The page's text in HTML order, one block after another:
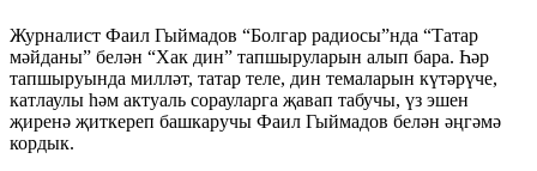
Журналист Фаил Гыймадов “Болгар радиосы”нда “Татар
мәйданы” белән “Хак дин” тапшыруларын алып бара. Һәр
тапшыруында милләт, татар теле, дин темаларын күтәрүче,
катлаулы һәм актуаль сорауларга җавап табучы, үз эшен
җиренә җиткереп башкаручы Фаил Гыймадов белән әңгәмә
кордык.